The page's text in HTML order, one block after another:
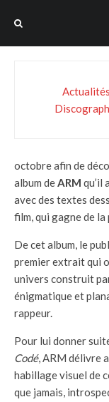
Actualités
octobre afin de
album deARM qu’il
avec des textes
film, qui gagne de la
De cet album, le
premier extrait qui
univers construit
énigmatique et
rappeur.
Pour lui donner
Codé, ARM délivre
habillage visuel de
que jamais,